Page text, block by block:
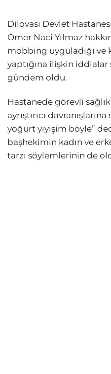
Dilovası Devlet
Ömer Naci Yılmaz
mobbing uyguladığı
yaptığına ilişkin iddialar
gündem oldu.
Hastanede görevli
ayrıştırıcı
yoğurt yiyişim böyle”
başhekimin kadın ve
tarzı söylemlerinin de